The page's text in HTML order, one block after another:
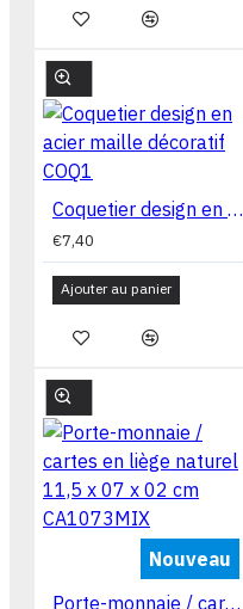
Coquetier design en acier maille décoratif COQ1
€7,40
Ajouter au panier
Nouveau
Porte-monnaie / cartes en liège naturel 11,5 x 07 x 02 cm CA1073MIX